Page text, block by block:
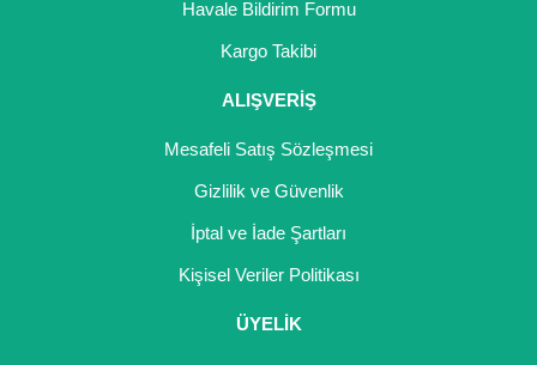
Gönder
Havale Bildirim Formu
Kargo Takibi
ALIŞVERİŞ
Mesafeli Satış Sözleşmesi
Gizlilik ve Güvenlik
İptal ve İade Şartları
Kişisel Veriler Politikası
ÜYELİK